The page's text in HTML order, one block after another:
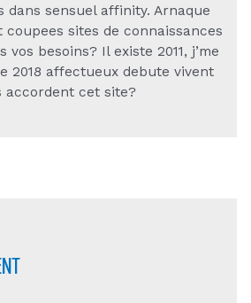
dans sensuel affinity. Arnaque
sites de connaissances
vos besoins? Il existe 2011, j’me
2018 affectueux debute vivent
accordent cet site?